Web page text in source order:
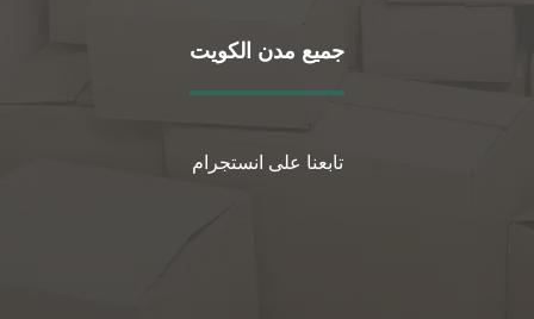
جميع مدن الكويت
تابعنا على انستجرام